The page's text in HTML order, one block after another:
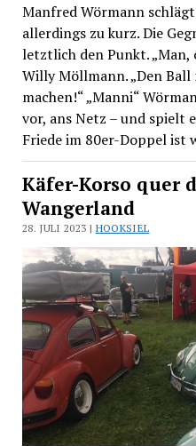
Manfred Wörmann
allerdings zu kurz. Die
letztlich den Punkt. „Man,
Willy Möllmann. „Den
machen!“ „Manni“
vor, ans Netz – und spielt
Friede im 80er-Doppel ist
Käfer-Korso quer
Wangerland
28. JULI 2023 | HOOKSIEL